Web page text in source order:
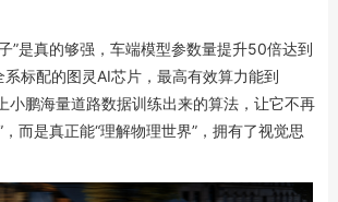
”是真的够强，车端模型参数量提升50倍达到
标配的图灵AI芯片，最高有效算力能到
小鹏海量道路数据训练出来的算法，让它不再
而是真正能“理解物理世界”，拥有了视觉思